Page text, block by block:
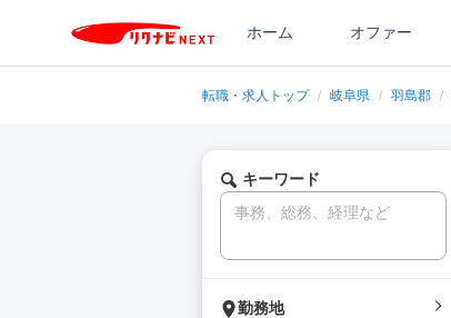
ホーム オファー
転職・求人トップ / 岐阜県 / 羽島郡 /
キーワード
勤務地